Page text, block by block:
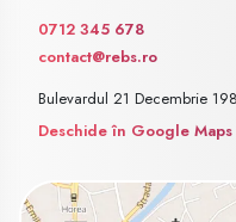
0712 345 678
contact@rebs.ro
Bulevardul 21 Decembrie
Deschide în Google Maps